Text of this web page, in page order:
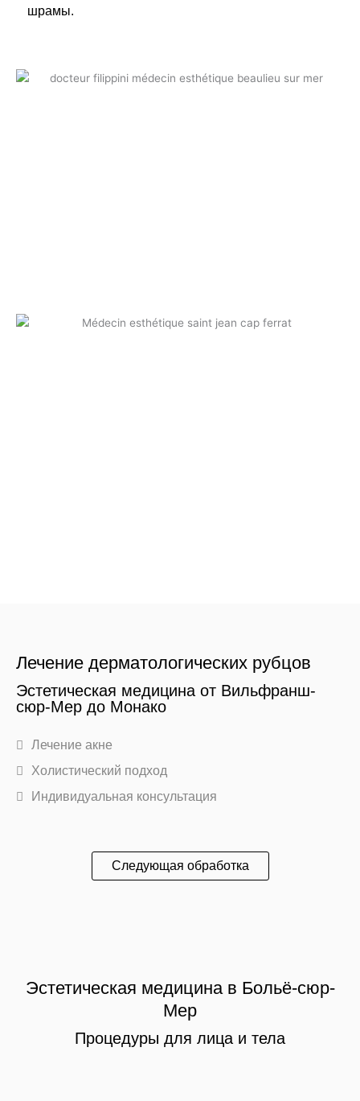
шрамы.
Лечение дерматологических рубцов
Эстетическая медицина от Вильфранш-
сюр-Мер до Монако
Лечение акне
Холистический подход
Индивидуальная консультация
Следующая обработка
Эстетическая медицина в Больё-сюр-
Мер
Процедуры для лица и тела